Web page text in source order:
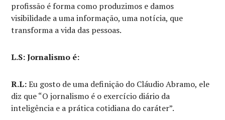
profissão é forma como produzimos e damos
visibilidade a uma informação, uma notícia, que
transforma a vida das pessoas.
L.S: Jornalismo é:
R.L:Eu gosto de uma definição do Cláudio Abramo, ele
diz que “O jornalismo é o exercício diário da
inteligência e a prática cotidiana do caráter”.